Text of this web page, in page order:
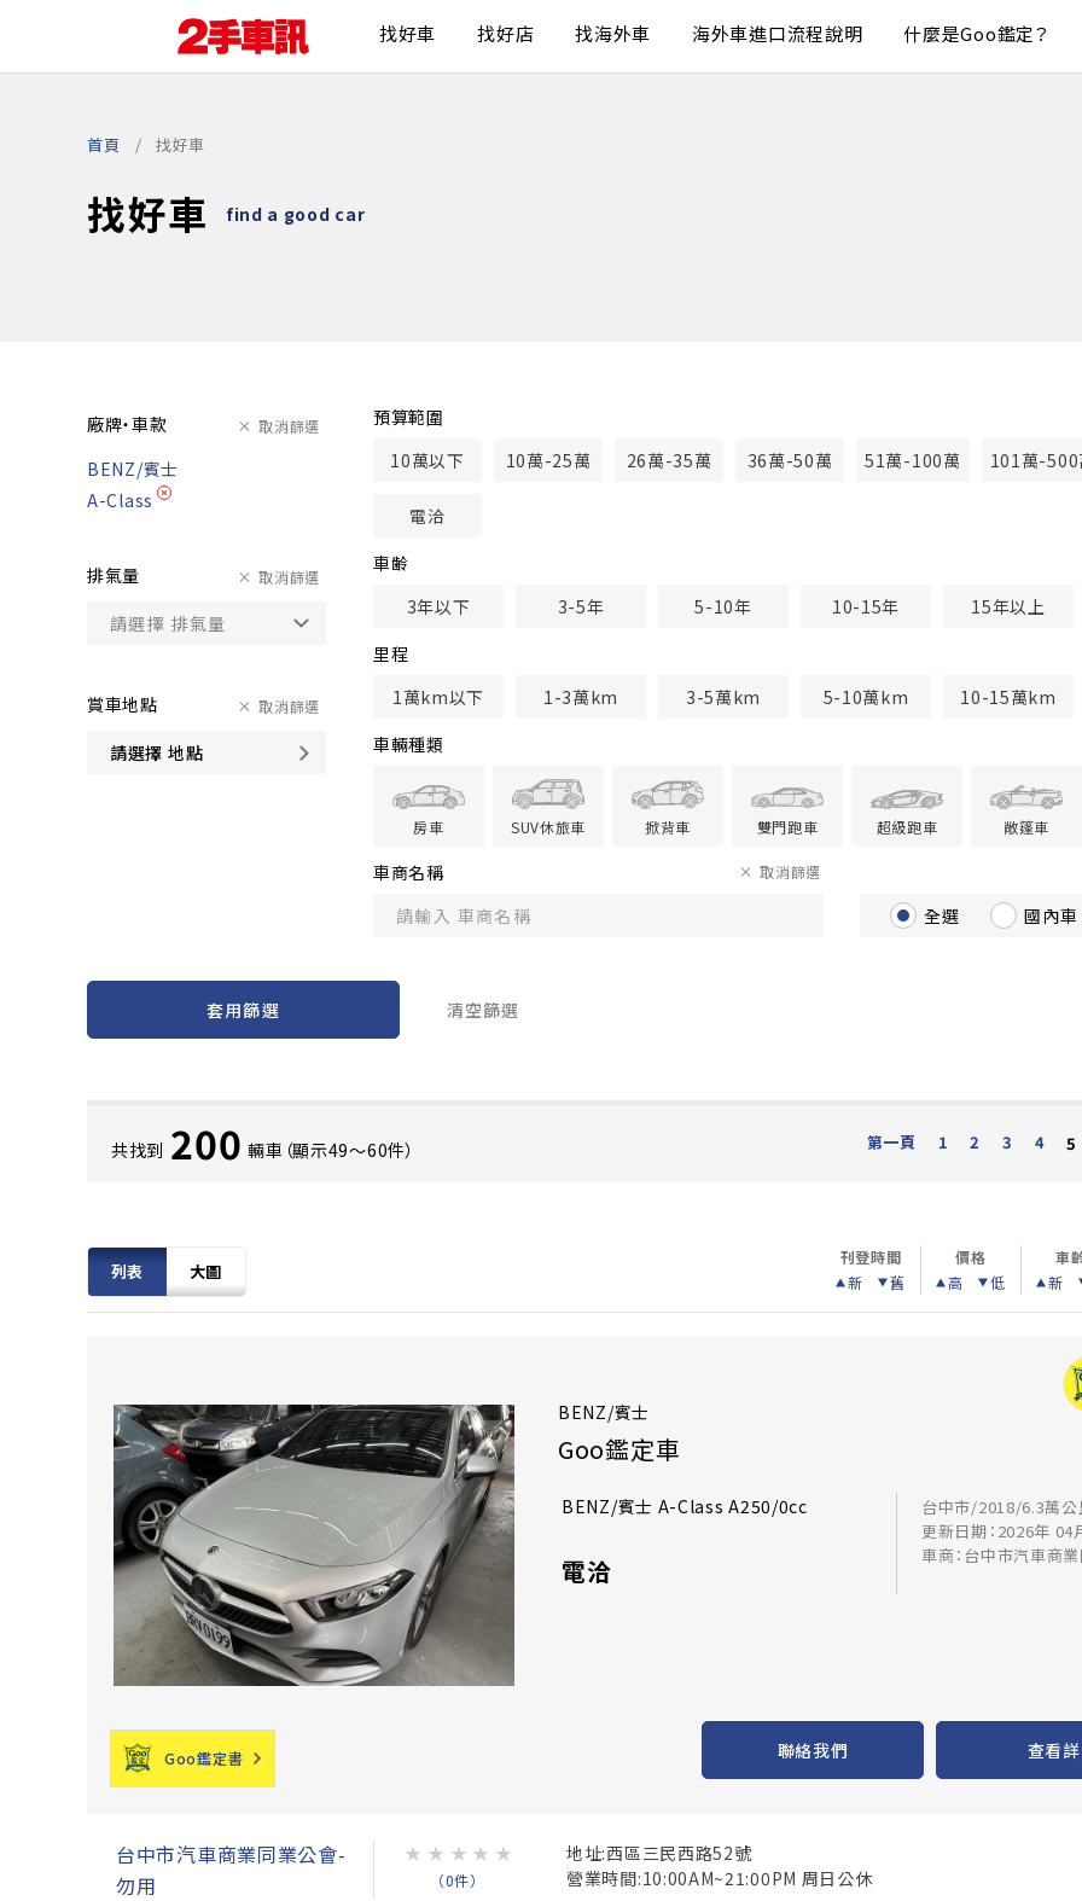
找好車 找好店 找海外車 海外車進口流程說明 什麼是Goo鑑定？
首頁 找好車
找好車 find a good car
廠牌・車款 取消篩選
BENZ/賓士
A-Class
排氣量 取消篩選
賞車地點
請選擇 地點
取消篩選
預算範圍
10萬以下
10萬-25萬 26萬-35萬 36萬-50萬 51萬-100萬 101萬-500
電洽
車齢
3年以下
3-5年 5-10年 10-15年
15年以上
里程
1萬km以下
1-3萬km 3-5萬km 5-10萬km
10-15萬km
車輛種類
房車 SUV休旅車 掀背車 雙門跑車 超級跑車 敞篷車
車商名稱 取消篩選
全選 國內車
套用篩選 清空篩選
共找到 200 輛車（顯示49〜60件） 第一頁 1 2 3 4 5
列表 大圖
刊登時間
新
舊
價格
高
低
車
新
BENZ/賓士
Goo鑑定車
BENZ/賓士 A-Class A250/0cc
電洽
台中市/2018/6.3萬公
更新日期：2026年 04
車商：台中市汽車商
Goo鑑定書 聯絡我們 查看
台中市汽車商業同業公會-
勿用
★ ★ ★ ★ ★
（0件）
地址:西區三民西路52號
營業時間:10:00AM~21:00PM 周日公休